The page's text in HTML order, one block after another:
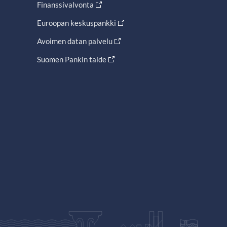
Finanssivalvonta
Euroopan keskuspankki
Avoimen datan palvelu
Suomen Pankin taide